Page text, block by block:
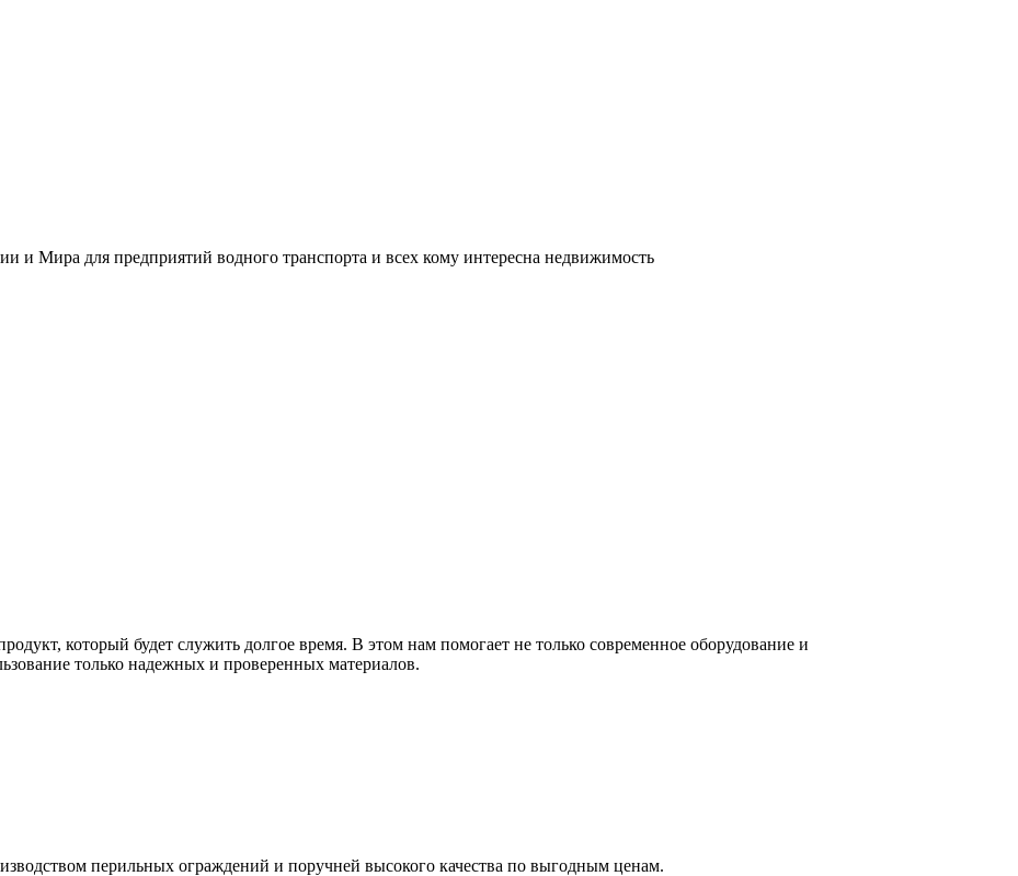
и Мира для предприятий водного транспорта и всех кому интересна недвижимость
который будет служить долгое время. В этом нам помогает не только современное оборудование и
только надежных и проверенных материалов.
перильных ограждений и поручней высокого качества по выгодным ценам.